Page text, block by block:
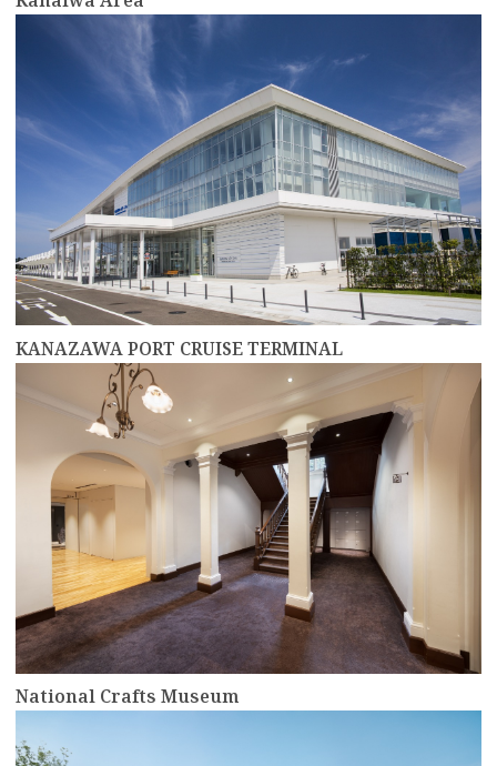
KANAZAWA PORT CRUISE TERMINAL
more
National Crafts Museum
more
more